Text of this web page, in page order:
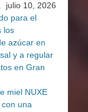
julio 10, 2026
para el
los
azúcar en
y a regular
en Gran
miel NUXE
una